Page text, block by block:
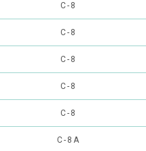
C-8
C-8
C-8
C-8
C-8
C-8A